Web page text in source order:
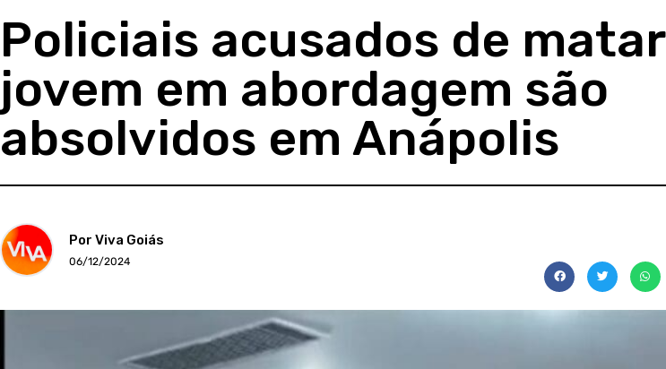
Policiais acusados de matar
jovem em abordagem são
absolvidos em Anápolis
Por Viva Goiás
06/12/2024